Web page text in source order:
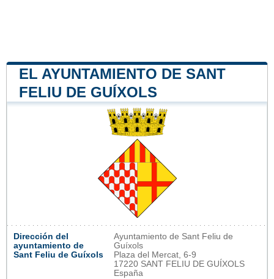
EL AYUNTAMIENTO DE SANT
FELIU DE GUÍXOLS
Dirección del
ayuntamiento de
Sant Feliu de Guíxols
Ayuntamiento de Sant Feliu de
Guíxols
Plaza del Mercat, 6-9
17220 SANT FELIU DE GUÍXOLS
España